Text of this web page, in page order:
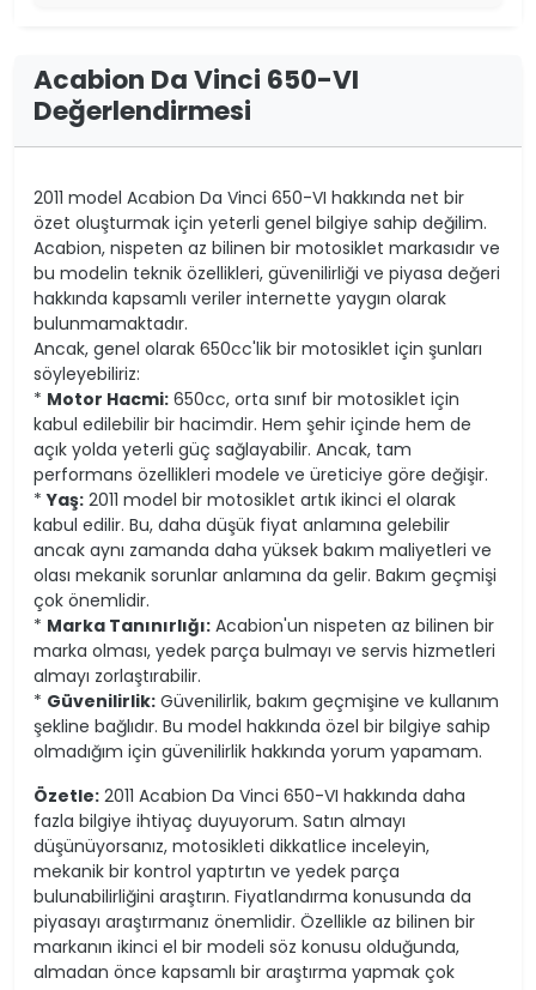
Acabion Da Vinci 650-VI
Değerlendirmesi
2011 model Acabion Da Vinci 650-VI hakkında net bir
özet oluşturmak için yeterli genel bilgiye sahip değilim.
Acabion, nispeten az bilinen bir motosiklet markasıdır ve
bu modelin teknik özellikleri, güvenilirliği ve piyasa değeri
hakkında kapsamlı veriler internette yaygın olarak
bulunmamaktadır.
Ancak, genel olarak 650cc'lik bir motosiklet için şunları
söyleyebiliriz:
* Motor Hacmi: 650cc, orta sınıf bir motosiklet için
kabul edilebilir bir hacimdir. Hem şehir içinde hem de
açık yolda yeterli güç sağlayabilir. Ancak, tam
performans özellikleri modele ve üreticiye göre değişir.
*Yaş: 2011 model bir motosiklet artık ikinci el olarak
kabul edilir. Bu, daha düşük fiyat anlamına gelebilir
ancak aynı zamanda daha yüksek bakım maliyetleri ve
olası mekanik sorunlar anlamına da gelir. Bakım geçmişi
çok önemlidir.
* Marka Tanınırlığı: Acabion'un nispeten az bilinen bir
marka olması, yedek parça bulmayı ve servis hizmetleri
almayı zorlaştırabilir.
* Güvenilirlik: Güvenilirlik, bakım geçmişine ve kullanım
şekline bağlıdır. Bu model hakkında özel bir bilgiye sahip
olmadığım için güvenilirlik hakkında yorum yapamam.
Özetle: 2011 Acabion Da Vinci 650-VI hakkında daha
fazla bilgiye ihtiyaç duyuyorum. Satın almayı
düşünüyorsanız, motosikleti dikkatlice inceleyin,
mekanik bir kontrol yaptırtın ve yedek parça
bulunabilirliğini araştırın. Fiyatlandırma konusunda da
piyasayı araştırmanız önemlidir. Özellikle az bilinen bir
markanın ikinci el bir modeli söz konusu olduğunda,
almadan önce kapsamlı bir araştırma yapmak çok